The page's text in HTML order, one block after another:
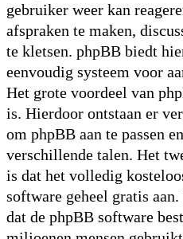
gebruiker weer kan
afspraken te maken,
te kletsen. phpBB biedt
eenvoudig systeem voor
Het grote voordeel van
is. Hierdoor ontstaan er
om phpBB aan te passen
verschillende talen. Het
is dat het volledig
software geheel gratis
dat de phpBB software